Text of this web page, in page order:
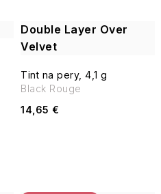
Double Layer Over
Velvet
Tint na pery, 4,1 g
14,65 €
Black Rouge